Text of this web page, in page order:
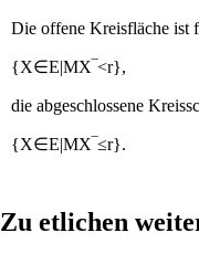
Die offene Kreisfläche ist
{X∈E|MX <r},
die abgeschlossene
{X∈E|MX ≤r}.
Zu etlichen